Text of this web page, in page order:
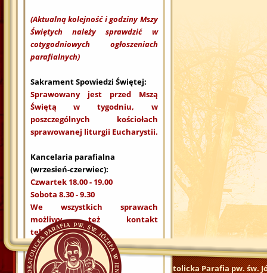
(Aktualną kolejność i godziny Mszy
Świętych należy sprawdzić w
cotygodniowych ogłoszeniach
parafialnych)
Sakrament Spowiedzi Świętej:
Sprawowany jest przed Mszą
Świętą w tygodniu, w
poszczególnych kościołach
sprawowanej liturgii Eucharystii.
Kancelaria parafialna
(wrzesień-czerwiec):
Czwartek 18.00 - 19.00
Sobota 8.30 - 9.30
We wszystkich sprawach
możliwy też kontakt
telefoniczny.
Rzymskokatolicka Parafia pw. św.